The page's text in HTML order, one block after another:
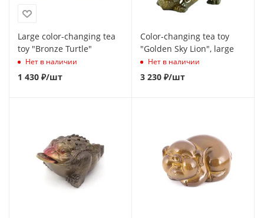
Large color-changing tea
toy "Bronze Turtle"
Нет в наличии
1 430 ₽/шт
Color-changing tea toy
"Golden Sky Lion", large
Нет в наличии
3 230 ₽/шт